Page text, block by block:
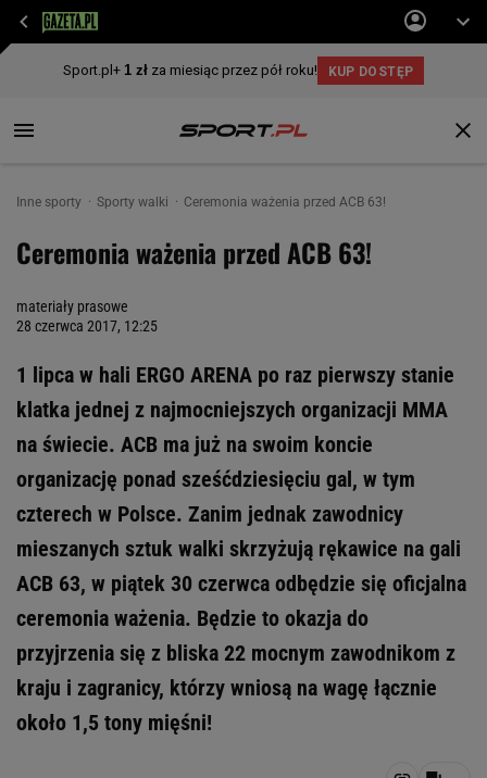
Inne sporty Sporty walki Ceremonia ważenia przed ACB 63!
Ceremonia ważenia przed ACB 63!
materiały prasowe
28 czerwca 2017, 12:25
1 lipca w hali ERGO ARENA po raz pierwszy stanie
klatka jednej z najmocniejszych organizacji MMA
na świecie. ACB ma już na swoim koncie
organizację ponad sześćdziesięciu gal, w tym
czterech w Polsce. Zanim jednak zawodnicy
mieszanych sztuk walki skrzyżują rękawice na gali
ACB 63, w piątek 30 czerwca odbędzie się oficjalna
ceremonia ważenia. Będzie to okazja do
przyjrzenia się z bliska 22 mocnym zawodnikom z
kraju i zagranicy, którzy wniosą na wagę łącznie
około 1,5 tony mięśni!